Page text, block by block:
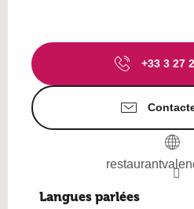
+33 3 27
Langues parlées
Langues parlées